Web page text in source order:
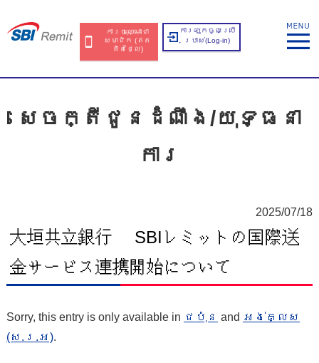
ការចុះឈ្មោះជា
សមាជិក​​ (ឥត​
គិត​ថ្លៃ​)
ការឡុកចូលប្រើ
ប្រាស់​(Log-in)
សេចក្តីជូនដំណឹង/យុទ្ធនា
ការ
2025/07/18
大垣共立銀行 SBIレミットの国際送
金サービス連携開始について
Sorry, this entry is only available in ជប៉ុន and អង់គ្លេស
(ស.រ.អ).